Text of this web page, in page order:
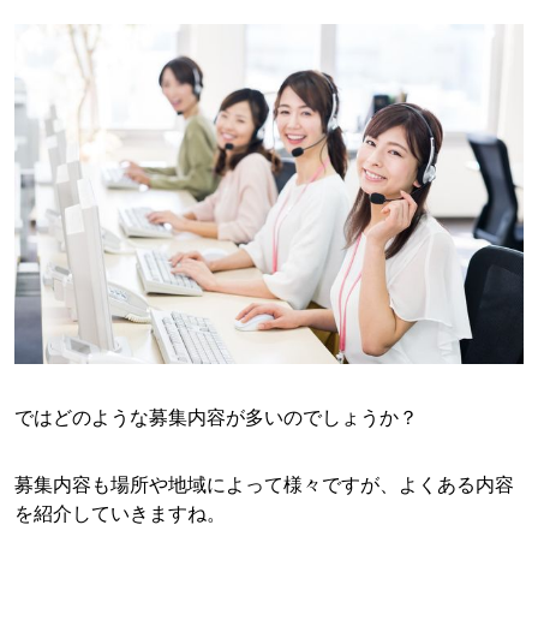
ではどのような募集内容が多いのでしょうか？
募集内容も場所や地域によって様々ですが、よくある内容
を紹介していきますね。